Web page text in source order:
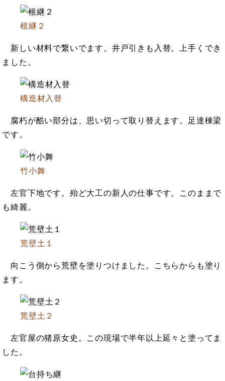
根継２
新しい材料で繋いでます。井戸引きも入替。上手くでき
ました。
構造材入替
腐朽が酷い部分は、思い切って取り替えます。足達棟梁
です。
竹小舞
左官下地です。殆ど大工の新人の仕事です。このままで
も綺麗。
荒壁土１
向こう側から荒壁を塗りつけました。こちらからも塗り
ます。
荒壁土２
左官屋の猪原女史。この現場で半年以上延々と塗ってま
した。